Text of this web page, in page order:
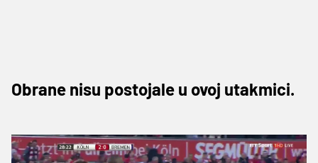
Obrane nisu postojale u ovoj utakmici.